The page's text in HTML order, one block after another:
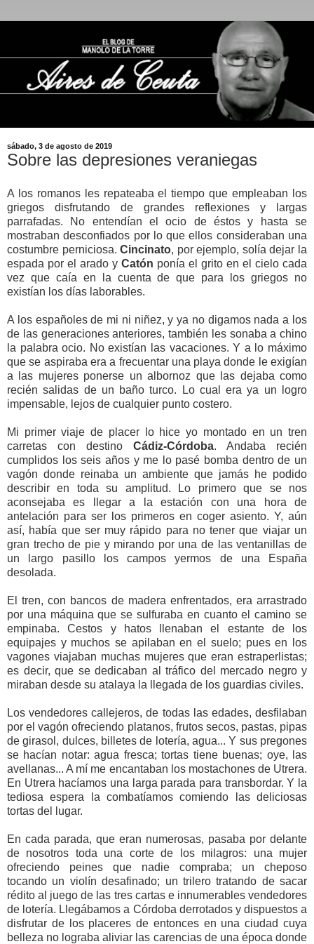
sábado, 3 de agosto de 2019
Sobre las depresiones veraniegas
A los romanos les repateaba el tiempo que empleaban los
griegos disfrutando de grandes reflexiones y largas
parrafadas. No entendían el ocio de éstos y hasta se
mostraban desconfiados por lo que ellos consideraban una
costumbre perniciosa.Cincinato, por ejemplo, solía dejar la
espada por el arado y Catón ponía el grito en el cielo cada
vez que caía en la cuenta de que para los griegos no
existían los días laborables.
A los españoles de mi ni niñez, y ya no digamos nada a los
de las generaciones anteriores, también les sonaba a chino
la palabra ocio. No existían las vacaciones. Y a lo máximo
que se aspiraba era a frecuentar una playa donde le exigían
a las mujeres ponerse un albornoz que las dejaba como
recién salidas de un baño turco. Lo cual era ya un logro
impensable, lejos de cualquier punto costero.
Mi primer viaje de placer lo hice yo montado en un tren
carretas con destino Cádiz-Córdoba. Andaba recién
cumplidos los seis años y me lo pasé bomba dentro de un
vagón donde reinaba un ambiente que jamás he podido
describir en toda su amplitud. Lo primero que se nos
aconsejaba es llegar a la estación con una hora de
antelación para ser los primeros en coger asiento. Y, aún
así, había que ser muy rápido para no tener que viajar un
gran trecho de pie y mirando por una de las ventanillas de
un largo pasillo los campos yermos de una España
desolada.
El tren, con bancos de madera enfrentados, era arrastrado
por una máquina que se sulfuraba en cuanto el camino se
empinaba. Cestos y hatos llenaban el estante de los
equipajes y muchos se apilaban en el suelo; pues en los
vagones viajaban muchas mujeres que eran estraperlistas;
es decir, que se dedicaban al tráfico del mercado negro y
miraban desde su atalaya la llegada de los guardias civiles.
Los vendedores callejeros, de todas las edades, desfilaban
por el vagón ofreciendo platanos, frutos secos, pastas, pipas
de girasol, dulces, billetes de lotería, agua... Y sus pregones
se hacían notar: agua fresca; tortas tiene buenas; oye, las
avellanas... A mí me encantaban los mostachones de Utrera.
En Utrera hacíamos una larga parada para transbordar. Y la
tediosa espera la combatíamos comiendo las deliciosas
tortas del lugar.
En cada parada, que eran numerosas, pasaba por delante
de nosotros toda una corte de los milagros: una mujer
ofreciendo peines que nadie compraba; un cheposo
tocando un violín desafinado; un trilero tratando de sacar
rédito al juego de las tres cartas e innumerables vendedores
de lotería. Llegábamos a Córdoba derrotados y dispuestos a
disfrutar de los placeres de entonces en una ciudad cuya
belleza no lograba aliviar las carencias de una época donde